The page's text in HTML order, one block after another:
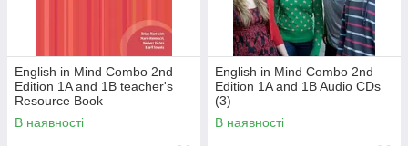
English in Mind Combo 2nd
Edition 1A and 1B teacher's
Resource Book
В наявності
English in Mind Combo 2nd
Edition 1A and 1B Audio CDs
(3)
В наявності